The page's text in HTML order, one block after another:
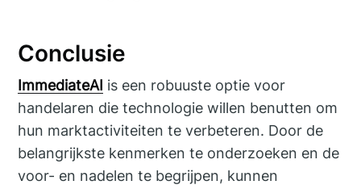
Conclusie
ImmediateAI is een robuuste optie voor
handelaren die technologie willen benutten om
hun marktactiviteiten te verbeteren. Door de
belangrijkste kenmerken te onderzoeken en de
voor- en nadelen te begrijpen, kunnen